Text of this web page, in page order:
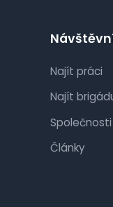
Najít práci
Najít
Společnosti
Články